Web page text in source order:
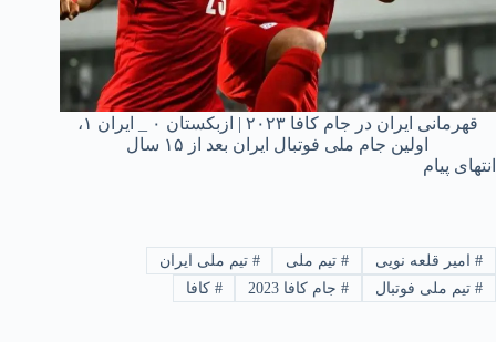
قهرمانی ایران در جام کافا ۲۰۲۳ | ازبکستان ۰ _ ایران ۱،
اولین جام ملی فوتبال ایران بعد از ۱۵ سال
انتهای پیام
#امیر قلعه نویی #تیم ملی # تیم ملی ایران
#تیم ملی فوتبال #جام کافا 2023 # کافا